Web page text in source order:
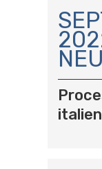
A
V
I
G
A
T
I
O